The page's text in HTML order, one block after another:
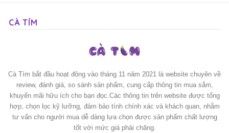
CÀ TÍM
Cà Tím bắt đầu hoạt động vào tháng 11 năm 2021 là website chuyên về
review, đánh giá, so sánh sản phẩm, cung cấp thông tin mua sắm,
khuyến mãi hữu ích cho bạn đọc.Các thông tin trên website được tổng
hợp, chọn lọc kỹ lưỡng, đảm bảo tính chính xác và khách quan, nhằm
tư vấn cho người mua dễ dàng lựa chọn được sản phẩm chất lượng
tốt với mức giá phải chăng.